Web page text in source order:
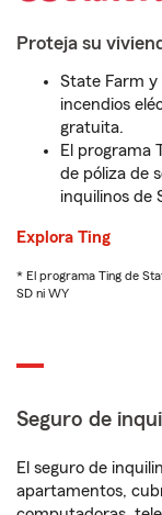
Proteja su
State Farm
incendios
gratuita.
El programa
de póliza de
inquilinos de
Explora Ting
* El programa Ting de
SD ni WY
Seguro de
El seguro de
apartamentos,